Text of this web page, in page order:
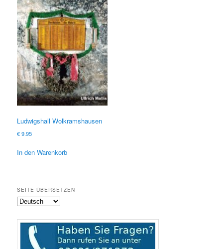
Ludwigshall Wolkramshausen
€9.95
In den Warenkorb
SEITE ÜBERSETZEN